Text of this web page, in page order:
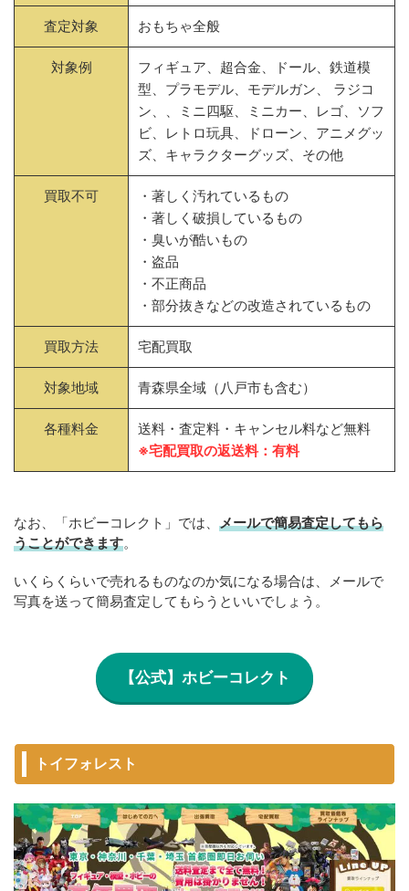
査定対象 おもちゃ全般
対象例
フィギュア、超合金、ドール、鉄道模
型、プラモデル、モデルガン、 ラジコ
ン、、ミニ四駆、ミニカー、レゴ、ソフ
ビ、レトロ玩具、ドローン、アニメグッ
ズ、キャラクターグッズ、その他
買取不可
・著しく汚れているもの
・著しく破損しているもの
・臭いが酷いもの
・盗品
・不正商品
・部分抜きなどの改造されているもの
買取方法 宅配買取
対象地域 青森県全域（八戸市も含む）
各種料金
送料・査定料・キャンセル料など無料
※宅配買取の返送料：有料
なお、「ホビーコレクト」では、 メールで簡易査定してもら
うことができます。
いくらくらいで売れるものなのか気になる場合は、メールで
写真を送って簡易査定してもらうといいでしょう。
【公式】ホビーコレクト
トイフォレスト